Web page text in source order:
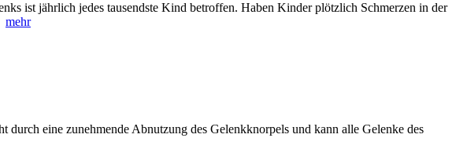
ist jährlich jedes tausendste Kind betroffen. Haben Kinder plötzlich Schmerzen in der
mehr
eine zunehmende Abnutzung des Gelenkknorpels und kann alle Gelenke des